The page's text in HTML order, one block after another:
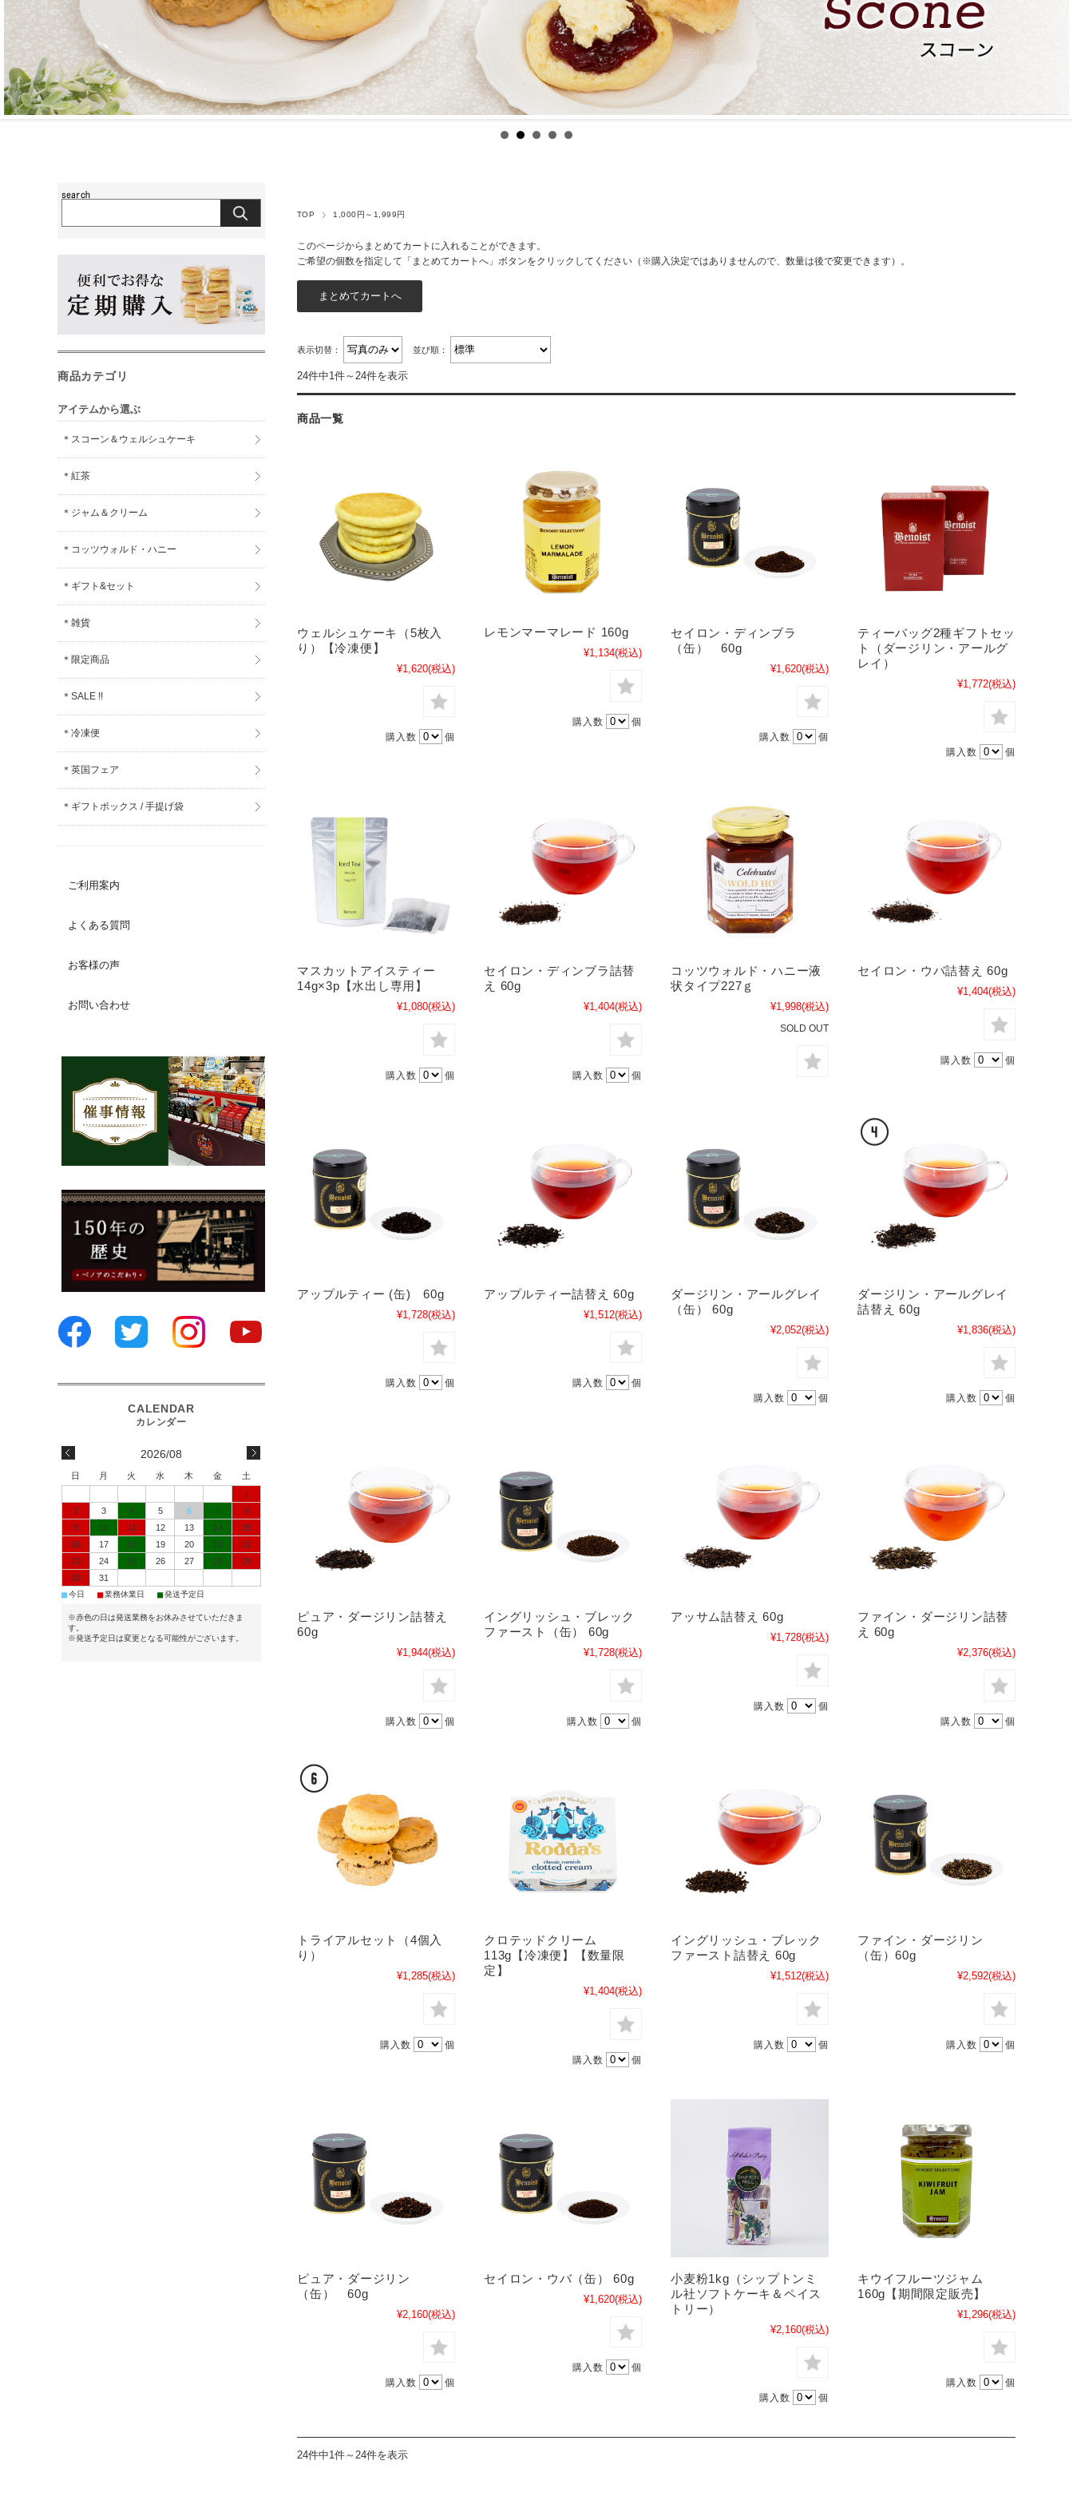
TOP 1,000円～1,999円
このページからまとめてカートに入れることができます。
ご希望の個数を指定して「まとめてカートへ」ボタンをクリックしてください（※購入決定ではありませんので、数量は後で変更できます）。
表示切替： 並び順：
24件中1件～24件を表示
商品一覧
ウェルシュケーキ（5枚入
り）【冷凍便】
¥1,620(税込)
購入数 個
レモンマーマレード 160g
¥1,134(税込)
購入数 個
セイロン・ディンブラ
（缶） 60g
¥1,620(税込)
購入数 個
ティーバッグ2種ギフトセッ
ト（ダージリン・アールグ
レイ）
¥1,772(税込)
購入数 個
マスカットアイスティー
14g×3p【水出し専用】
¥1,080(税込)
購入数 個
セイロン・ディンブラ詰替
え 60g
¥1,404(税込)
購入数 個
コッツウォルド・ハニー液
状タイプ227ｇ
¥1,998(税込)
SOLD OUT
セイロン・ウバ詰替え 60g
¥1,404(税込)
購入数 個
アップルティー (缶) 60g
¥1,728(税込)
購入数 個
アップルティー詰替え 60g
¥1,512(税込)
購入数 個
ダージリン・アールグレイ
（缶） 60g
¥2,052(税込)
購入数 個
ダージリン・アールグレイ
詰替え 60g
¥1,836(税込)
購入数 個
ピュア・ダージリン詰替え
60g
¥1,944(税込)
購入数 個
イングリッシュ・ブレック
ファースト（缶） 60g
¥1,728(税込)
購入数 個
アッサム詰替え 60g
¥1,728(税込)
購入数 個
ファイン・ダージリン詰替
え 60g
¥2,376(税込)
購入数 個
トライアルセット（4個入
り）
¥1,285(税込)
購入数 個
クロテッドクリーム
113g【冷凍便】【数量限
定】
¥1,404(税込)
購入数 個
イングリッシュ・ブレック
ファースト詰替え 60g
¥1,512(税込)
購入数 個
ファイン・ダージリン
（缶）60g
¥2,592(税込)
購入数 個
ピュア・ダージリン
（缶） 60g
¥2,160(税込)
購入数 個
セイロン・ウバ（缶） 60g
¥1,620(税込)
購入数 個
小麦粉1kg（シップトンミ
ル社ソフトケーキ＆ペイス
トリー）
¥2,160(税込)
購入数 個
キウイフルーツジャム
160g【期間限定販売】
¥1,296(税込)
購入数 個
24件中1件～24件を表示
商品カテゴリ
アイテムから選ぶ
＊スコーン＆ウェルシュケーキ
＊紅茶
＊ジャム＆クリーム
＊コッツウォルド・ハニー
＊ギフト&セット
＊雑貨
＊限定商品
＊SALE !!
＊冷凍便
＊英国フェア
＊ギフトボックス / 手提げ袋
ご利用案内
よくある質問
お客様の声
お問い合わせ
2026/08
日 月 火 水 木 金
土
1
2
3 4 5 6 7
8
9
10 11 12 13 14
15
16
17 18 19 20 21
22
23
24 25 26 27 28
29
30
31
■今日 ■業務休業日 ■発送予定日
※赤色の日は発送業務をお休みさせていただきま
す。
※発送予定日は変更となる可能性がございます。